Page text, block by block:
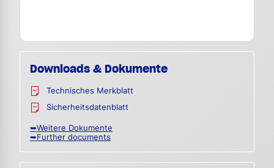
Downloads & Dokumente
Technisches Merkblatt
Sicherheitsdatenblatt
➥Weitere Dokumente
➥Further documents